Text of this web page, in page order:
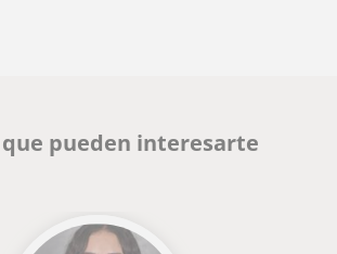
pueden interesarte